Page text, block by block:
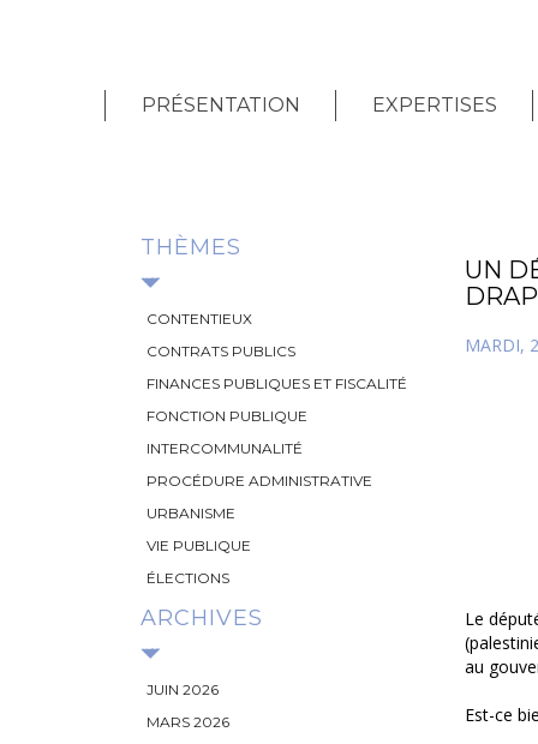
PRÉSENTATION EXPERTISES
THÈMES
CONTENTIEUX
CONTRATS PUBLICS
FINANCES PUBLIQUES ET FISCALITÉ
FONCTION PUBLIQUE
INTERCOMMUNALITÉ
PROCÉDURE ADMINISTRATIVE
URBANISME
VIE PUBLIQUE
ÉLECTIONS
ARCHIVES
JUIN 2026
MARS 2026
UN
MARDI,
Le
au
Est-ce